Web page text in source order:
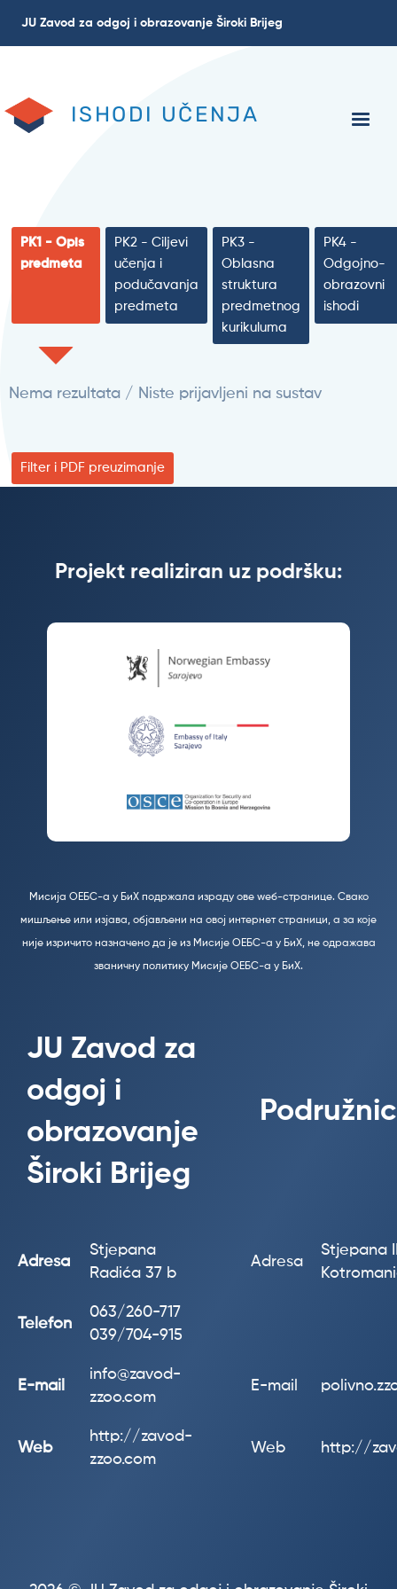
JU Zavod za odgoj i obrazovanje Široki Brijeg
ISHODI UČENJA
PK1 - Opis
predmeta
PK2 - Ciljevi
učenja i
podučavanja
predmeta
PK3 -
Oblasna
struktura
predmetnog
kurikuluma
PK4 -
Odgojno-
obrazovni
ishodi
Nema rezultata / Niste prijavljeni na sustav
Filter i PDF preuzimanje
Projekt realiziran uz podršku:
Мисија ОЕБС-а у БиХ подржала израду ове wеб-странице. Свако
мишљење или изјава, објављени на овој интернет страници, а за које
није изричито назначено да је из Мисије ОЕБС-а у БиХ, не одражава
званичну политику Мисије ОЕБС-а у БиХ.
JU Zavod za
odgoj i
obrazovanje
Široki Brijeg
Adresa
Stjepana
Radića 37 b
Adresa
Stjepana
Telefon
063/260-717
039/704-915
E-mail
info@zavod-
zzoo.com
E-mail
Web
http://zavod-
zzoo.com
Web http://